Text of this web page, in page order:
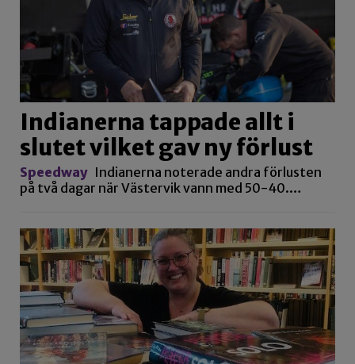
Indianerna tappade allt i
slutet vilket gav ny förlust
Speedway Indianerna noterade andra förlusten
på två dagar när Västervik vann med 50-40.…